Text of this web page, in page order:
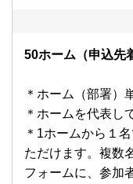
50ホーム（申込先
＊ホーム（部署）
＊ホームを代表し
＊1ホームから１
ただけます。複数
フォームに、参加